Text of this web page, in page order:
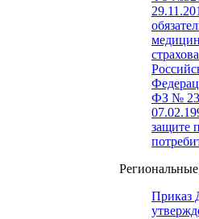
ФЗ №
защите
Региональные